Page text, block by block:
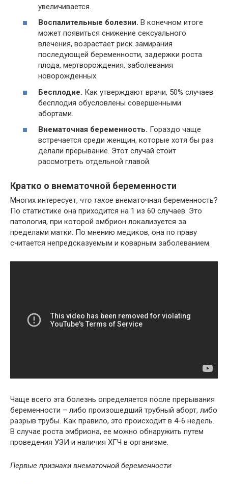
увеличивается.
Воспалительные болезни. В конечном итоге
может появиться снижение сексуального
влечения, возрастает риск замирания
последующей беременности, задержки роста
плода, мертворождения, заболевания
новорожденных.
Бесплодие. Как утверждают врачи, 50% случаев
бесплодия обусловлены совершенными
абортами.
Внематочная беременность. Гораздо чаще
встречается среди женщин, которые хотя бы раз
делали прерывание. Этот случай стоит
рассмотреть отдельной главой.
Кратко о внематочной беременности
Многих интересует, что такое внематочная беременность?
По статистике она приходится на 1 из 60 случаев. Это
патология, при которой эмбрион локализуется за
пределами матки. По мнению медиков, она по праву
считается непредсказуемым и коварным заболеванием.
Чаще всего эта болезнь определяется после прерывания
беременности – либо произошедший трубный аборт, либо
разрыв трубы. Как правило, это происходит в 4-6 недель.
В случае роста эмбриона, ее можно обнаружить путем
проведения УЗИ и наличия ХГЧ в организме.
Первые признаки внематочной беременности: